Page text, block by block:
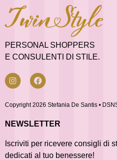
PERSONAL SHOPPERS
E CONSULENTI DI STILE.
Copyright 2026 Stefania De Santis •
NEWSLETTER
Iscriviti per ricevere consigli di
dedicati al tuo benessere!